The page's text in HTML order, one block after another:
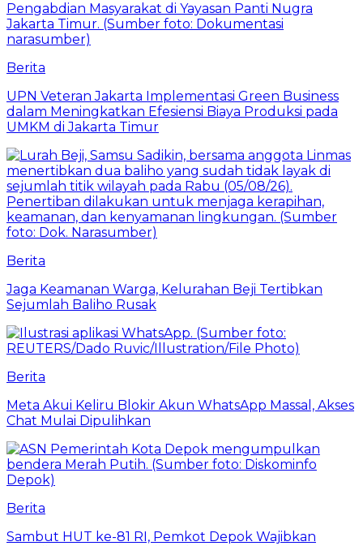
Berita
UPN Veteran Jakarta Implementasi Green Business
dalam Meningkatkan Efesiensi Biaya Produksi pada
UMKM di Jakarta Timur
Berita
Jaga Keamanan Warga, Kelurahan Beji Tertibkan
Sejumlah Baliho Rusak
Berita
Meta Akui Keliru Blokir Akun WhatsApp Massal, Akses
Chat Mulai Dipulihkan
Berita
Sambut HUT ke-81 RI, Pemkot Depok Wajibkan